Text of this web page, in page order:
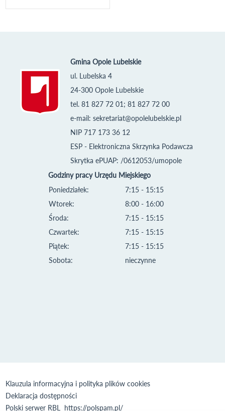
Gmina Opole Lubelskie
ul. Lubelska 4
24-300 Opole Lubelskie
tel. 81 827 72 01; 81 827 72 00
e-mail: sekretariat@opolelubelskie.pl
NIP 717 173 36 12
ESP - Elektroniczna Skrzynka Podawcza
Skrytka ePUAP: /0612053/umopole
Godziny pracy Urzędu Miejskiego
Poniedziałek:
Wtorek:
Środa:
Czwartek:
Piątek:
Sobota:
7:15 - 15:15
8:00 - 16:00
7:15 - 15:15
7:15 - 15:15
7:15 - 15:15
nieczynne
Klauzula informacyjna i polityka plików cookies
Deklaracja dostępności
Polski serwer RBL https://polspam.pl/